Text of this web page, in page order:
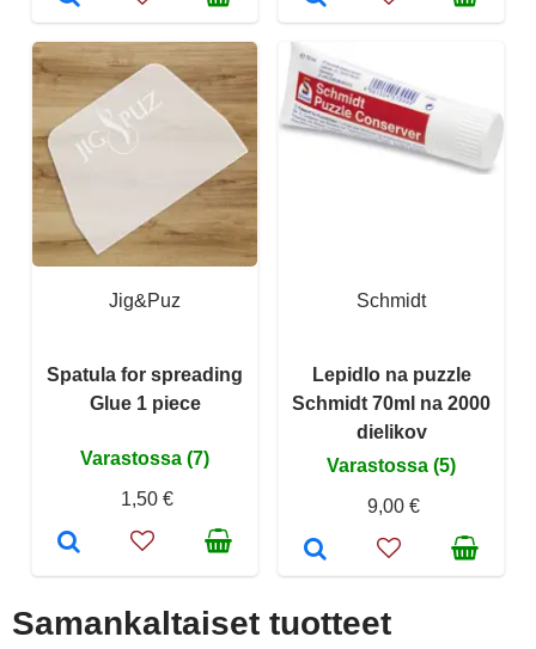
Jig&Puz
Spatula for spreading
Glue 1 piece
Varastossa (7)
1,50 €
Schmidt
Lepidlo na puzzle
Schmidt 70ml na 2000
dielikov
Varastossa (5)
9,00 €
Samankaltaiset tuotteet